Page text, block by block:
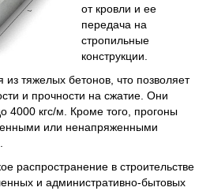
от кровли и ее
передача на
стропильные
конструкции.
из тяжелых бетонов, что позволяет
и прочности на сжатие. Они
4000 кгс/м. Кроме того, прогоны
или ненапряженными
распространение в строительстве
и административно-бытовых